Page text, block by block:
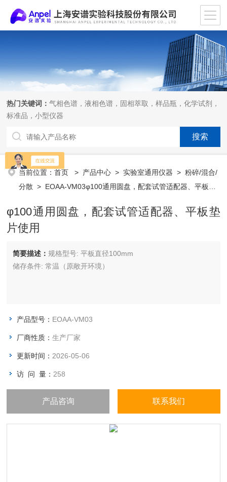
热门关键词：气相色谱，液相色谱，固相萃取，样品瓶，化学试剂，
标准品，小型仪器
当前位置：首页 > 产品中心 > 实验室通用仪器 >粉碎/混合/
分散 > EOAA-VM03φ100通用圆盘，配套试管适配器、平板垫
φ100通用圆盘，配套试管适配器、平板垫
片使用
简要描述：规格型号: 平板直径100mm
储存条件: 常温（原敞开环境）
产品型号： EOAA-VM03
厂商性质：生产厂家
更新时间： 2026-05-06
访 问 量： 258
产品咨询 联系我们